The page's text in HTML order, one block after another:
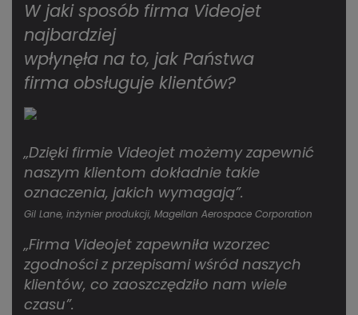
W jaki sposób firma Videojet
najbardziej
wpłynęła na to, jak Państwa
firma obsługuje klientów?
„Dzięki firmie Videojet możemy zapewnić
naszym klientom dokładnie takie
oznaczenia, jakich wymagają”.
Gil Lane, inżynier produkcji, Magellan Aerospace Corporation
„Firma Videojet zapewniła wzorzec
zgodności z przepisami wśród naszych
klientów, co zaoszczędziło nam wiele
czasu”.